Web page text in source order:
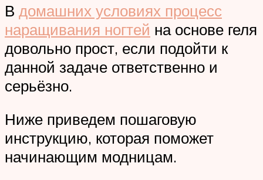
В домашних условиях процесс
наращивания ногтей на основе геля
довольно прост, если подойти к
данной задаче ответственно и
серьёзно.
Ниже приведем пошаговую
инструкцию, которая поможет
начинающим модницам.